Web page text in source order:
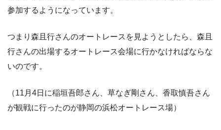
参加するようになっています。
つまり森且行さんのオートレースを見ようとしたら、森且
行さんの出場するオートレース会場に行かなければならな
いのです。
（11月4日に稲垣吾郎さん、草なぎ剛さん、香取慎吾さん
が観戦に行ったのが静岡の浜松オートレース場）